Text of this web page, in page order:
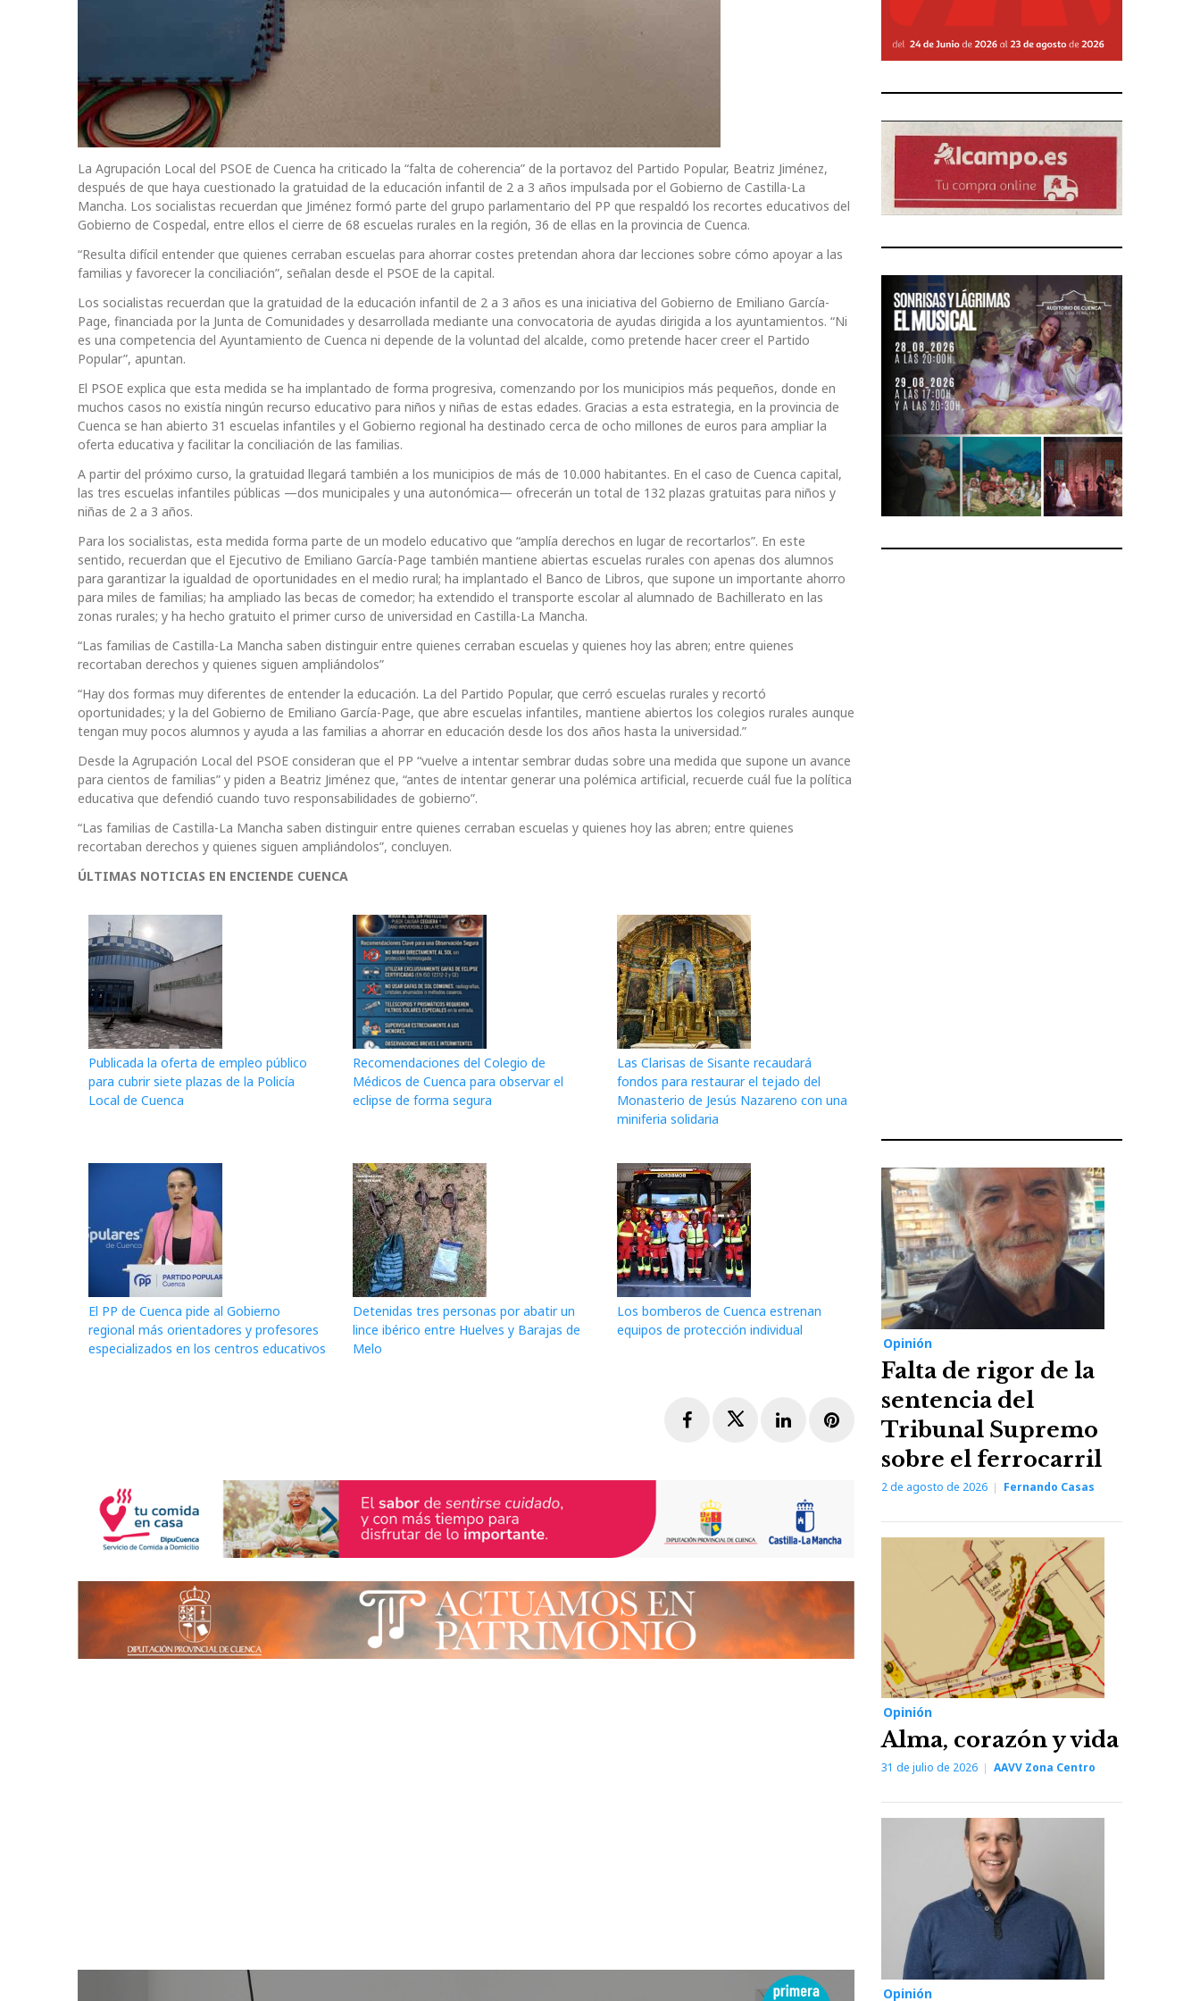
La Agrupación Local del PSOE de Cuenca ha criticado la “falta de coherencia” de la portavoz del Partido Popular, Beatriz Jiménez,
después de que haya cuestionado la gratuidad de la educación infantil de 2 a 3 años impulsada por el Gobierno de Castilla-La
Mancha. Los socialistas recuerdan que Jiménez formó parte del grupo parlamentario del PP que respaldó los recortes educativos del
Gobierno de Cospedal, entre ellos el cierre de 68 escuelas rurales en la región, 36 de ellas en la provincia de Cuenca.
“Resulta difícil entender que quienes cerraban escuelas para ahorrar costes pretendan ahora dar lecciones sobre cómo apoyar a las
familias y favorecer la conciliación”, señalan desde el PSOE de la capital.
Los socialistas recuerdan que la gratuidad de la educación infantil de 2 a 3 años es una iniciativa del Gobierno de Emiliano García-
Page, financiada por la Junta de Comunidades y desarrollada mediante una convocatoria de ayudas dirigida a los ayuntamientos. “Ni
es una competencia del Ayuntamiento de Cuenca ni depende de la voluntad del alcalde, como pretende hacer creer el Partido
Popular”, apuntan.
El PSOE explica que esta medida se ha implantado de forma progresiva, comenzando por los municipios más pequeños, donde en
muchos casos no existía ningún recurso educativo para niños y niñas de estas edades. Gracias a esta estrategia, en la provincia de
Cuenca se han abierto 31 escuelas infantiles y el Gobierno regional ha destinado cerca de ocho millones de euros para ampliar la
oferta educativa y facilitar la conciliación de las familias.
A partir del próximo curso, la gratuidad llegará también a los municipios de más de 10.000 habitantes. En el caso de Cuenca capital,
las tres escuelas infantiles públicas —dos municipales y una autonómica— ofrecerán un total de 132 plazas gratuitas para niños y
niñas de 2 a 3 años.
Para los socialistas, esta medida forma parte de un modelo educativo que “amplía derechos en lugar de recortarlos”. En este
sentido, recuerdan que el Ejecutivo de Emiliano García-Page también mantiene abiertas escuelas rurales con apenas dos alumnos
para garantizar la igualdad de oportunidades en el medio rural; ha implantado el Banco de Libros, que supone un importante ahorro
para miles de familias; ha ampliado las becas de comedor; ha extendido el transporte escolar al alumnado de Bachillerato en las
zonas rurales; y ha hecho gratuito el primer curso de universidad en Castilla-La Mancha.
“Las familias de Castilla-La Mancha saben distinguir entre quienes cerraban escuelas y quienes hoy las abren; entre quienes
recortaban derechos y quienes siguen ampliándolos”
“Hay dos formas muy diferentes de entender la educación. La del Partido Popular, que cerró escuelas rurales y recortó
oportunidades; y la del Gobierno de Emiliano García-Page, que abre escuelas infantiles, mantiene abiertos los colegios rurales aunque
tengan muy pocos alumnos y ayuda a las familias a ahorrar en educación desde los dos años hasta la universidad.”
Desde la Agrupación Local del PSOE consideran que el PP “vuelve a intentar sembrar dudas sobre una medida que supone un avance
para cientos de familias” y piden a Beatriz Jiménez que, “antes de intentar generar una polémica artificial, recuerde cuál fue la política
educativa que defendió cuando tuvo responsabilidades de gobierno”.
“Las familias de Castilla-La Mancha saben distinguir entre quienes cerraban escuelas y quienes hoy las abren; entre quienes
recortaban derechos y quienes siguen ampliándolos”, concluyen.
ÚLTIMAS NOTICIAS EN ENCIENDE CUENCA
Publicada la oferta de empleo público
para cubrir siete plazas de la Policía
Local de Cuenca
Recomendaciones del Colegio de
Médicos de Cuenca para observar el
eclipse de forma segura
Las Clarisas de Sisante recaudará
fondos para restaurar el tejado del
Monasterio de Jesús Nazareno con una
miniferia solidaria
El PP de Cuenca pide al Gobierno
regional más orientadores y profesores
especializados en los centros educativos
Detenidas tres personas por abatir un
lince ibérico entre Huelves y Barajas de
Melo
Los bomberos de Cuenca estrenan
equipos de protección individual
FacebookTwitterLinkedInPinterest
Opinión
Falta de rigor de la
sentencia del
Tribunal Supremo
sobre el ferrocarril
2 de agosto de 2026 Fernando Casas
Opinión
Alma, corazón y vida
31 de julio de 2026 AAVV Zona Centro
Opinión